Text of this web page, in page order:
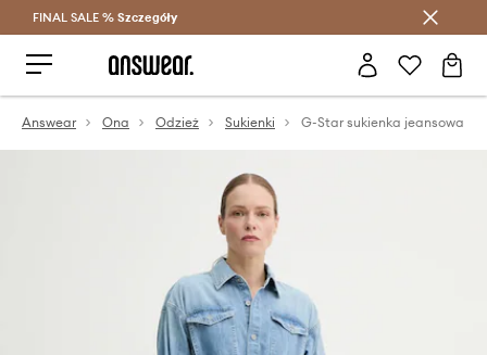
Oszczędzaj z Answear Club >
FINAL SALE % Szczegóły
Answear Ona Odzież Sukienki G-Star sukienka jeansowa